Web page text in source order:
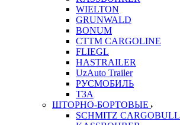
WIELTON
GRUNWALD
BONUM
CTTM CARGOLINE
FLIEGL
HASTRAILER
UzAuto Trailer
РУСМОБИЛЬ
ТЗА
ШТОРНО-БОРТОВЫЕ
SCHMITZ CARGOBULL